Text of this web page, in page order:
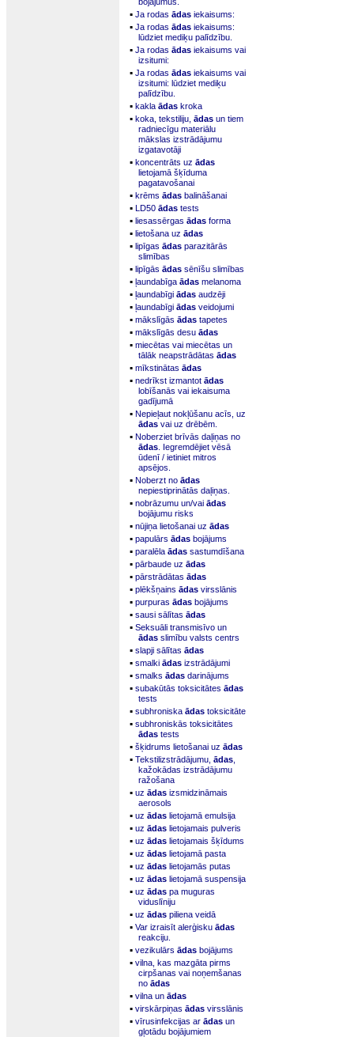
▪ Ja rodas ādas iekaisums:
▪ Ja rodas ādas iekaisums:
lūdziet mediķu palīdzību.
▪ Ja rodas ādas iekaisums vai
izsitumi:
▪ Ja rodas ādas iekaisums vai
izsitumi: lūdziet mediķu
palīdzību.
▪ kakla ādas kroka
▪ koka, tekstiliju, ādas un tiem
radniecīgu materiālu
mākslas izstrādājumu
izgatavotāji
▪ koncentrāts uz ādas
lietojamā šķīduma
pagatavošanai
▪ krēms ādas balināšanai
▪ LD50 ādas tests
▪ liesassērgas ādas forma
▪ lietošana uz ādas
▪ lipīgas ādas parazitārās
slimības
▪ lipīgās ādas sēnīšu slimības
▪ ļaundabīga ādas melanoma
▪ ļaundabīgi ādas audzēji
▪ ļaundabīgi ādas veidojumi
▪ mākslīgās ādas tapetes
▪ mākslīgās desu ādas
▪ miecētas vai miecētas un
tālāk neapstrādātas ādas
▪ mīkstinātas ādas
▪ nedrīkst izmantot ādas
lobīšanās vai iekaisuma
gadījumā
▪ Nepieļaut nokļūšanu acīs, uz
ādas vai uz drēbēm.
▪ Noberziet brīvās daļiņas no
ādas . Iegremdējiet vēsā
ūdenī / ietiniet mitros
apsējos.
▪ Noberzt no ādas
nepiestiprinātās daļiņas.
▪ nobrāzumu un/vai ādas
bojājumu risks
▪ nūjiņa lietošanai uz ādas
▪ papulārs ādas bojājums
▪ paralēla ādas sastumdīšana
▪ pārbaude uz ādas
▪ pārstrādātas ādas
▪ plēkšņains ādas virsslānis
▪ purpuras ādas bojājums
▪ sausi sālītas ādas
▪ Seksuāli transmisīvo un
ādas slimību valsts centrs
▪ slapji sālītas ādas
▪ smalki ādas izstrādājumi
▪ smalks ādas darinājums
▪ subakūtās toksicitātes ādas
tests
▪ subhroniska ādas toksicitāte
▪ subhroniskās toksicitātes
ādas tests
▪ šķidrums lietošanai uz ādas
▪ Tekstilizstrādājumu, ādas
kažokādas izstrādājumu
ražošana
▪ uz ādas izsmidzināmais
aerosols
▪ uz ādas lietojamā emulsija
▪ uz ādas lietojamais pulveris
▪ uz ādas lietojamais šķīdums
▪ uz ādas lietojamā pasta
▪ uz ādas lietojamās putas
▪ uz ādas lietojamā suspensija
▪ uz ādas pa muguras
viduslīniju
▪ uz ādas piliena veidā
▪ Var izraisīt alerģisku ādas
reakciju.
▪ vezikulārs ādas bojājums
▪ vilna, kas mazgāta pirms
cirpšanas vai noņemšanas
no ādas
▪ vilna un ādas
▪ virskārpiņas ādas virsslānis
▪ vīrusinfekcijas ar ādas un
gļotādu bojājumiem